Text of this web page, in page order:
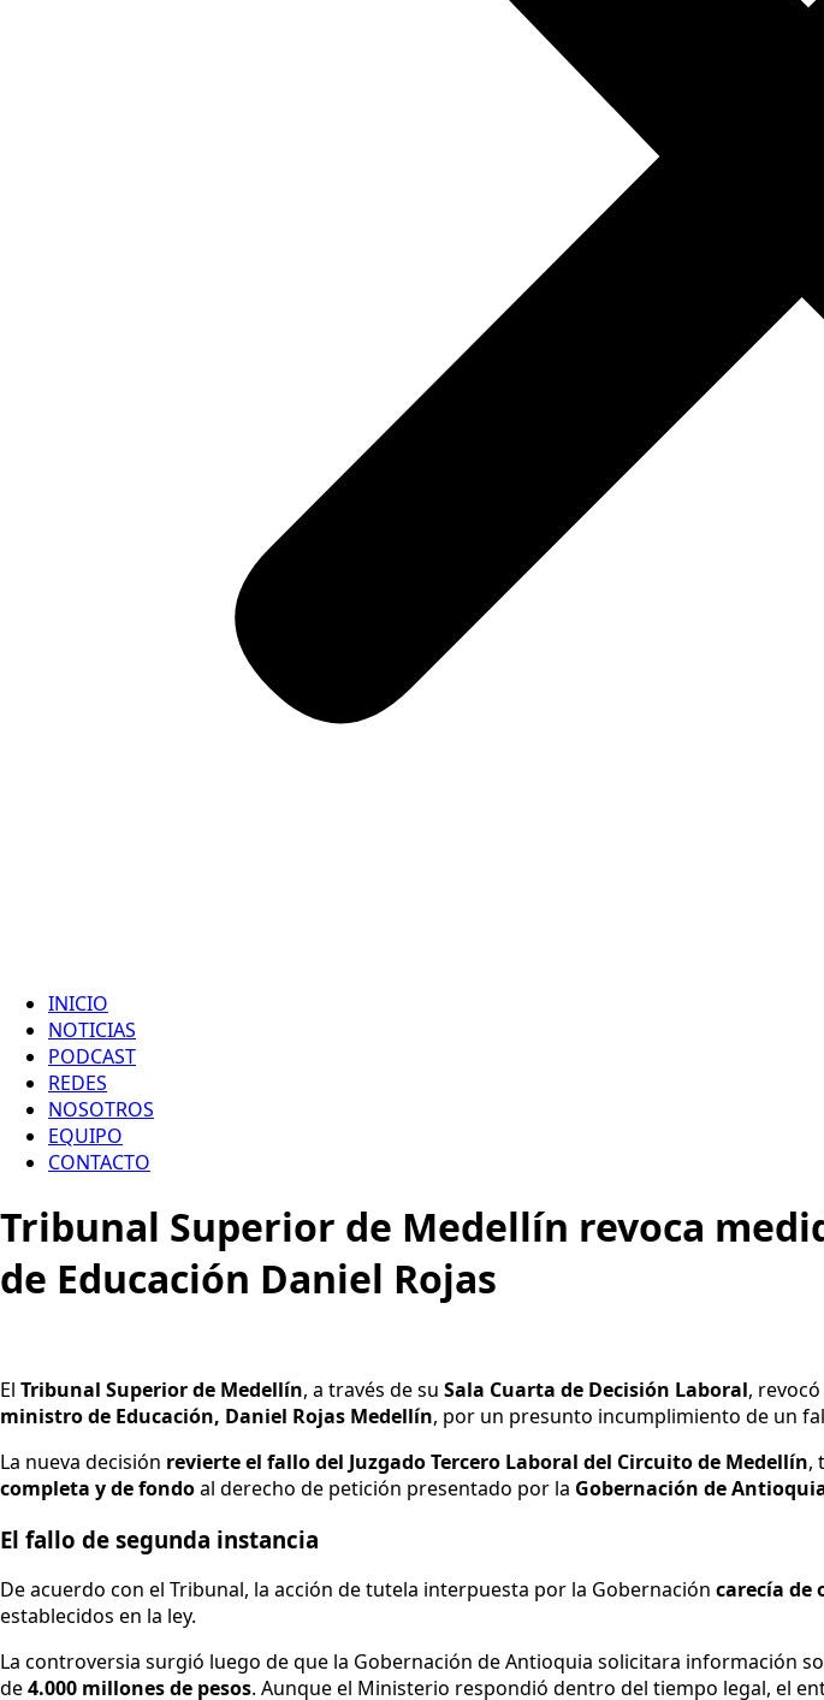
INICIO
NOTICIAS
PODCAST
REDES
NOSOTROS
EQUIPO
CONTACTO
Tribunal Superior de Medellín revoca
de Educación Daniel Rojas
El Tribunal Superior de Medellín, a través de su Sala Cuarta de Decisión Laboral,
ministro de Educación, Daniel Rojas Medellín, por un presunto incumplimiento de un
La nueva decisión revierte el fallo del Juzgado Tercero Laboral del Circuito de Medellín,
completa y de fondoal derecho de petición presentado por la Gobernación de
El fallo de segunda instancia
De acuerdo con el Tribunal, la acción de tutela interpuesta por la Gobernación carecía de
establecidos en la ley.
La controversia surgió luego de que la Gobernación de Antioquia solicitara información
de4.000 millones de pesos. Aunque el Ministerio respondió dentro del tiempo legal, el